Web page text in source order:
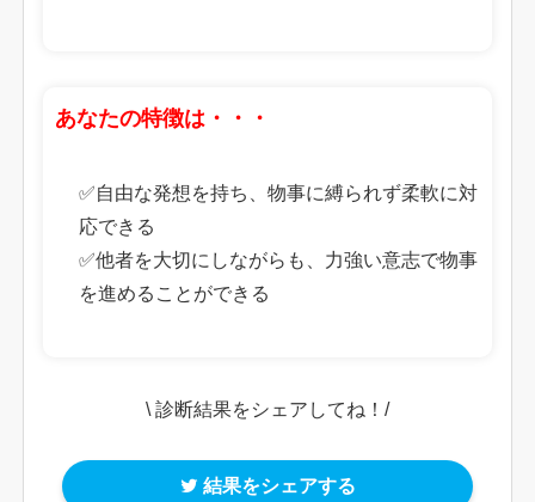
あなたの特徴は・・・
✅自由な発想を持ち、物事に縛られず柔軟に対
応できる
✅他者を大切にしながらも、力強い意志で物事
を進めることができる
\ 診断結果をシェアしてね！/
結果をシェアする